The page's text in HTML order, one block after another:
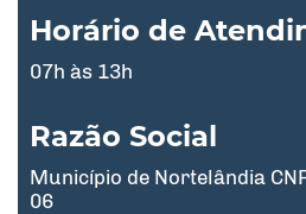
Horário de
07h às 13h
Razão Social
Município de Nortelândia
06